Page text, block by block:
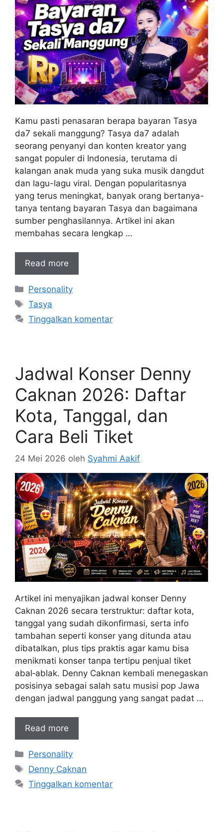
Kamu pasti penasaran berapa bayaran Tasya
da7 sekali manggung? Tasya da7 adalah
seorang penyanyi dan konten kreator yang
sangat populer di Indonesia, terutama di
kalangan anak muda yang suka musik dangdut
dan lagu-lagu viral. Dengan popularitasnya
yang terus meningkat, banyak orang bertanya-
tanya tentang bayaran Tasya dan bagaimana
sumber penghasilannya. Artikel ini akan
membahas secara lengkap …
Read more
Kategori
Personality
Tag
Tasya
Tinggalkan komentar
Jadwal Konser Denny
Caknan 2026: Daftar
Kota, Tanggal, dan
Cara Beli Tiket
24 Mei 2026 oleh Syahmi Aakif
Artikel ini menyajikan jadwal konser Denny
Caknan 2026 secara terstruktur: daftar kota,
tanggal yang sudah dikonfirmasi, serta info
tambahan seperti konser yang ditunda atau
dibatalkan, plus tips praktis agar kamu bisa
menikmati konser tanpa tertipu penjual tiket
abal‑ablak. Denny Caknan kembali menegaskan
posisinya sebagai salah satu musisi pop Jawa
dengan jadwal panggung yang sangat padat …
Read more
Kategori
Personality
Tag
Denny Caknan
Tinggalkan komentar